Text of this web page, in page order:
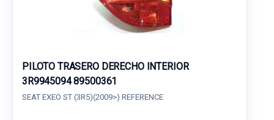
PILOTO TRASERO DERECHO INTERIOR
3R9945094 89500361
SEAT EXEO ST (3R5)(2009>) REFERENCE